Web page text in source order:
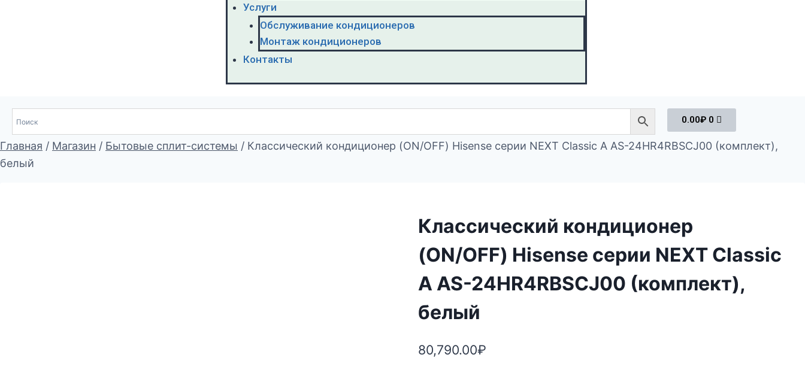
Услуги
Обслуживание кондиционеров
Монтаж кондиционеров
Контакты
0.00₽ 0
Главная / Магазин / Бытовые сплит-системы / Классический кондиционер (ON/OFF) Hisense серии NEXT Classic A AS-24HR4RBSCJ00 (комплект),
белый
Классический кондиционер
(ON/OFF) Hisense серии NEXT Classic
A AS-24HR4RBSCJ00 (комплект),
белый
80,790.00₽